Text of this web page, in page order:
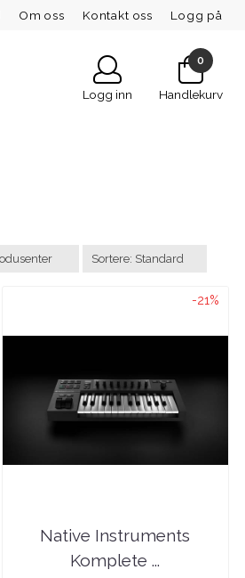
Om oss Kontakt oss Logg på
Logg inn
0
Handlekurv
-21%
Native Instruments
Komplete ...